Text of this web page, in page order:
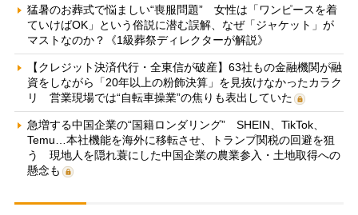
猛暑のお葬式で悩ましい“喪服問題” 女性は「ワンピースを着
ていけばOK」という俗説に潜む誤解、なぜ「ジャケット」が
マストなのか？《1級葬祭ディレクターが解説》
【クレジット決済代行・全東信が破産】63社もの金融機関が融
資をしながら「20年以上の粉飾決算」を見抜けなかったカラク
リ 営業現場では“自転車操業”の焦りも表出していた
急増する中国企業の“国籍ロンダリング” SHEIN、TikTok、
Temu…本社機能を海外に移転させ、トランプ関税の回避を狙
う 現地人を隠れ蓑にした中国企業の農業参入・土地取得への
懸念も